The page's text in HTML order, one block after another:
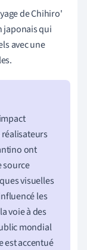
de Chihiro'
japonais qui
avec une
ont
source
visuelles
les
voie à des
mondial
est accentué